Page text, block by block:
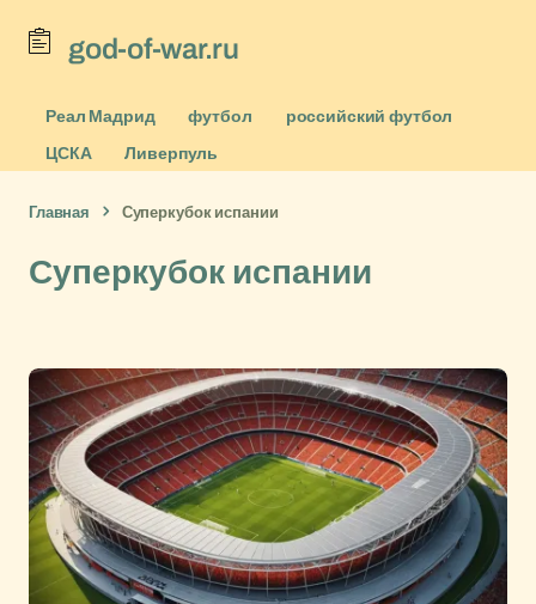
god-of-war.ru
Реал Мадрид футбол
российский футбол
ЦСКА
Ливерпуль
Главная Суперкубок испании
Суперкубок испании